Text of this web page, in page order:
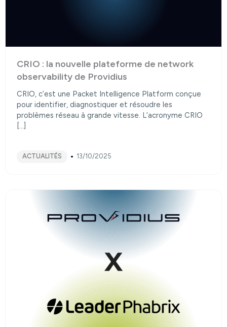
CRIO : la nouvelle plateforme de network
observability de Providius
CRIO, c’est une Packet Intelligence Platform conçue
pour identifier, diagnostiquer et résoudre les
problèmes réseau à grande vitesse. L’acronyme CRIO
[…]
ACTUALITÉS 13/10/2025